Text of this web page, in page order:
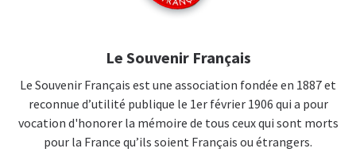
Le Souvenir Français
Le Souvenir Français est une association fondée en 1887 et
reconnue d’utilité publique le 1er février 1906 qui a pour
vocation d'honorer la mémoire de tous ceux qui sont morts
pour la France qu’ils soient Français ou étrangers.